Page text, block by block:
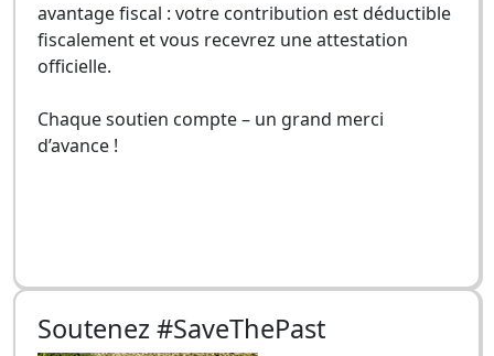
avantage fiscal : votre contribution est déductible
fiscalement et vous recevrez une attestation
officielle.
Chaque soutien compte – un grand merci
d’avance !
Soutenez #SaveThePast